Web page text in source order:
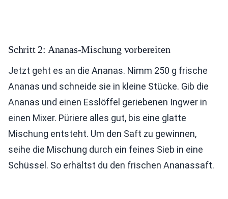
Schritt 2: Ananas-Mischung vorbereiten
Jetzt geht es an die Ananas. Nimm 250 g frische
Ananas und schneide sie in kleine Stücke. Gib die
Ananas und einen Esslöffel geriebenen Ingwer in
einen Mixer. Püriere alles gut, bis eine glatte
Mischung entsteht. Um den Saft zu gewinnen,
seihe die Mischung durch ein feines Sieb in eine
Schüssel. So erhältst du den frischen Ananassaft.